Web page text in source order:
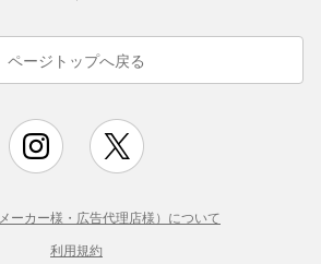
ページトップへ戻る
ーカー様・広告代理店様）について
利用規約